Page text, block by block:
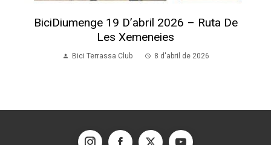
BiciDiumenge 19 D’abril 2026 – Ruta De
Les Xemeneies
Bici Terrassa Club 8 d'abril de 2026